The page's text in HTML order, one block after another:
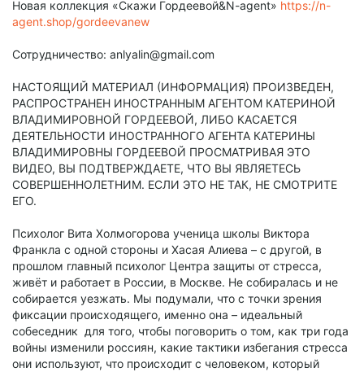
Новая коллекция «Скажи Гордеевой&N-agent» https://n-
agent.shop/gordeevanew
Сотрудничество: anlyalin@gmail.com
НАСТОЯЩИЙ МАТЕРИАЛ (ИНФОРМАЦИЯ) ПРОИЗВЕДЕН,
РАСПРОСТРАНЕН ИНОСТРАННЫМ АГЕНТОМ КАТЕРИНОЙ
ВЛАДИМИРОВНОЙ ГОРДЕЕВОЙ, ЛИБО КАСАЕТСЯ
ДЕЯТЕЛЬНОСТИ ИНОСТРАННОГО АГЕНТА КАТЕРИНЫ
ВЛАДИМИРОВНЫ ГОРДЕЕВОЙ ПРОСМАТРИВАЯ ЭТО
ВИДЕО, ВЫ ПОДТВЕРЖДАЕТЕ, ЧТО ВЫ ЯВЛЯЕТЕСЬ
СОВЕРШЕННОЛЕТНИМ. ЕСЛИ ЭТО НЕ ТАК, НЕ СМОТРИТЕ
ЕГО.
Психолог Вита Холмогорова ученица школы Виктора
Франкла с одной стороны и Хасая Алиева – с другой, в
прошлом главный психолог Центра защиты от стресса,
живёт и работает в России, в Москве. Не собиралась и не
собирается уезжать. Мы подумали, что с точки зрения
фиксации происходящего, именно она – идеальный
собеседник для того, чтобы поговорить о том, как три года
войны изменили россиян, какие тактики избегания стресса
они используют, что происходит с человеком, который